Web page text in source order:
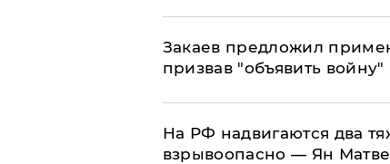
Закаев предложил
призвав "объявить
На РФ надвигаются два
взрывоопасно — Ян